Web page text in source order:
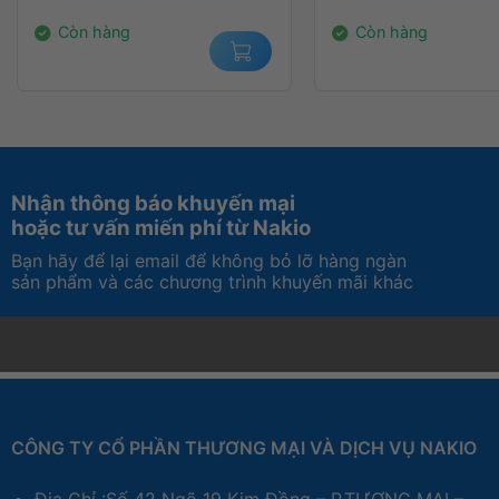
Còn hàng Còn hàng
Nhận thông báo khuyến mại
hoặc tư vấn miến phí từ Nakio
Bạn hãy để lại email để không bỏ lỡ hàng ngàn
sản phẩm và các chương trình khuyến mãi khác
CÔNG TY CỔ PHẦN THƯƠNG MẠI VÀ DỊCH VỤ NAKIO